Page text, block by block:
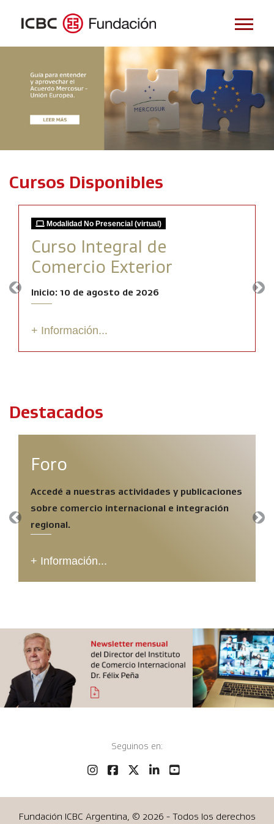
Cursos Disponibles
Modalidad No Presencial (virtual)
Curso Integral de
Comercio Exterior
Inicio: 10 de agosto de 2026
+ Información...
Previous
Destacados
Foro
Accedé a nuestras actividades y publicaciones
sobre comercio internacional e integración
regional.
+ Información...
Previous
Seguinos en:
Fundación ICBC Argentina, © 2026 - Todos los derechos